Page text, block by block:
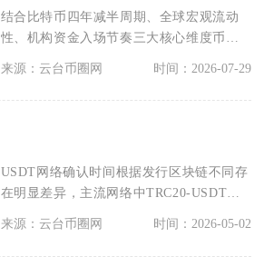
结合比特币四年减半周期、全球宏观流动
性、机构资金入场节奏三大核心维度币圈
来源：云台币圈网 时间：2026-07-29
USDT网络确认时间根据发行区块链不同存
在明显差异，主流网络中TRC20-USDT约
1-5
来源：云台币圈网 时间：2026-05-02